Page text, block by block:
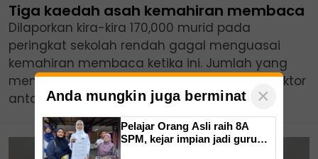
Tiga kaedah asah kemahiran membaca
Dilaporkan kira-kira 170,000 murid pada
peringkat sekolah rendah gagal menguasai
kemahiran membaca ketika ini. Jumlah yang
membimbangkan itu berpunca beberapa faktor
antaranya kesan penutupan sekolah...
Anda mungkin juga berminat ×
Pelajar Orang Asli raih 8A
SPM, kejar impian jadi guru